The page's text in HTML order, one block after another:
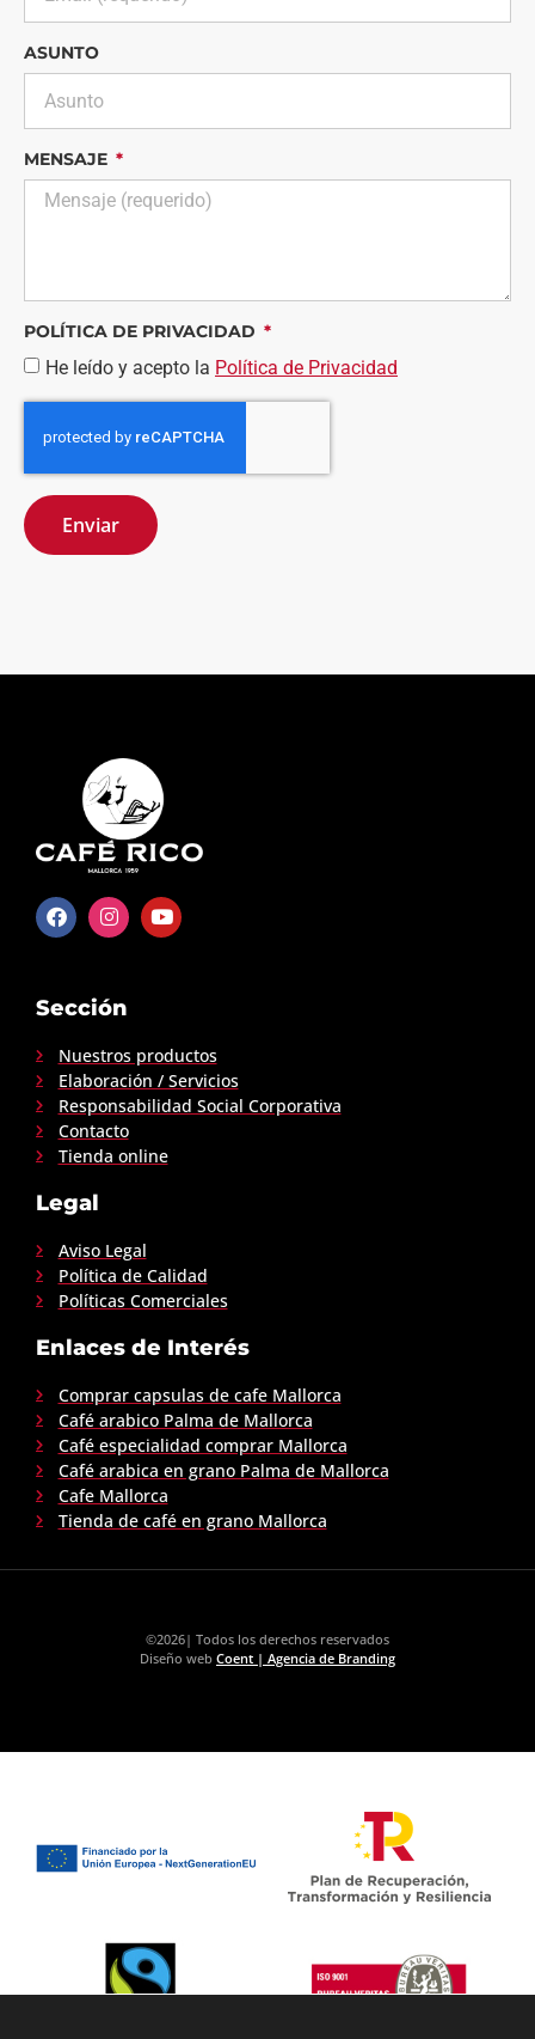
ASUNTO
MENSAJE
POLÍTICA DE PRIVACIDAD
He leído y acepto la Política de Privacidad
Enviar
Sección
Nuestros productos
Elaboración / Servicios
Responsabilidad Social Corporativa
Contacto
Tienda online
Legal
Aviso Legal
Política de Calidad
Políticas Comerciales
Enlaces de Interés
Comprar capsulas de cafe Mallorca
Café arabico Palma de Mallorca
Café especialidad comprar Mallorca
Café arabica en grano Palma de Mallorca
Cafe Mallorca
Tienda de café en grano Mallorca
©2026| Todos los derechos reservados
Diseño web Coent | Agencia de Branding